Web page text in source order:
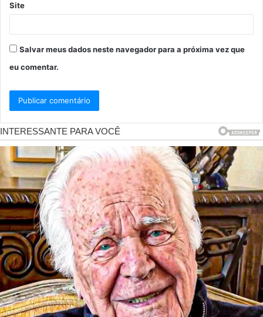
Site
Salvar meus dados neste navegador para a próxima vez que
eu comentar.